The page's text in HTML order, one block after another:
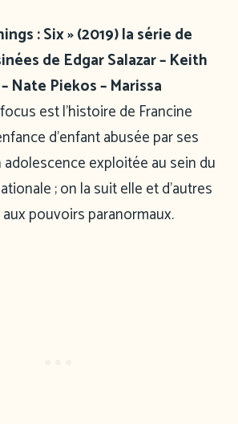
: Six » (2019) la série de
de Edgar Salazar – Keith
Nate Piekos – Marissa
est l’histoire de Francine
d’enfant abusée par ses
exploitée au sein du
; on la suit elle et d’autres
pouvoirs paranormaux.